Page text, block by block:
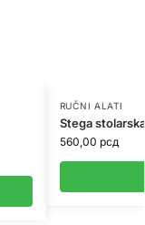
RUČNI ALATI
Stega
560,00 рсд